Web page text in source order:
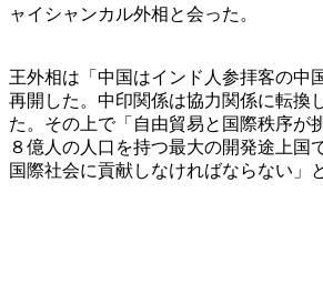
ャイシャンカル外相と会った。
王外相は「中国はインド人参拝客の中
再開した。中印関係は協力関係に転換
た。その上で「自由貿易と国際秩序が
８億人の人口を持つ最大の開発途上国
国際社会に貢献しなければならない」